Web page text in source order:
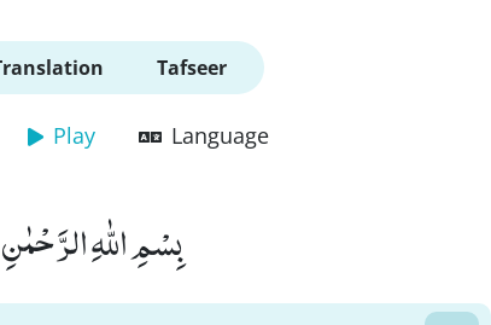
Tafseer
Play Language
بِسْمِ اللّٰهِ